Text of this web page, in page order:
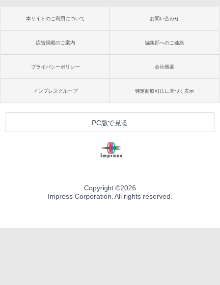
本サイトのご利用について お問い合わせ
広告掲載のご案内 編集部へのご連絡
プライバシーポリシー 会社概要
インプレスグループ 特定商取引法に基づく表示
PC版で見る
Copyright ©2026
Impress Corporation. All rights reserved.